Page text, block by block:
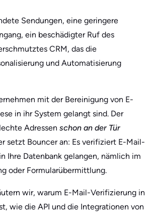
Sendungen, eine geringere
ein beschädigter Ruf des
CRM, das die
und Automatisierung
mit der Bereinigung von E-
in ihr System gelangt sind. Der
Adressen schon an der Tür
setzt Bouncer an: Es verifiziert E-Mail-
Ihre Datenbank gelangen, nämlich im
oder Formularübermittlung.
wir, warum E-Mail-Verifizierung in
wie die API und die Integrationen von